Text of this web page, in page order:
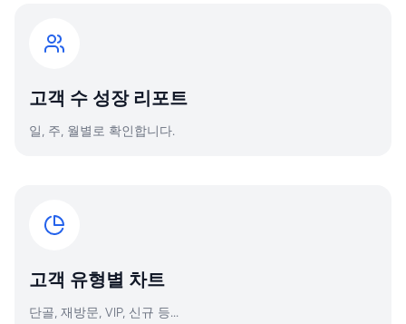
고객 수 성장 리포트
일, 주, 월별로 확인합니다.
고객 유형별 차트
단골, 재방문, VIP, 신규 등...